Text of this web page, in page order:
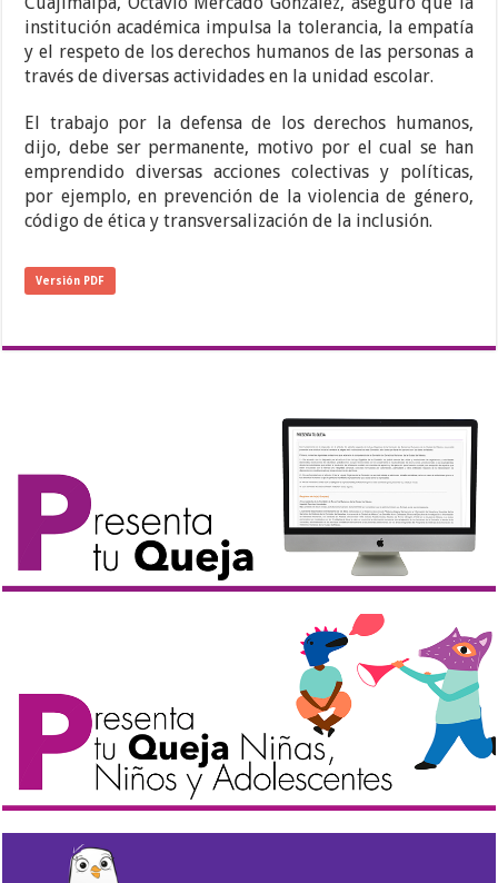
institución académica impulsa la tolerancia, la empatía
y el respeto de los derechos humanos de las personas a
través de diversas actividades en la unidad escolar.
El trabajo por la defensa de los derechos humanos,
dijo, debe ser permanente, motivo por el cual se han
emprendido diversas acciones colectivas y políticas,
por ejemplo, en prevención de la violencia de género,
código de ética y transversalización de la inclusión.
Versión PDF